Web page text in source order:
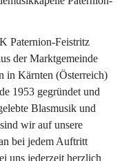
Paternion-Feistritz
der Marktgemeinde
in Kärnten (Österreich)
1953 gegründet und
Blasmusik und
wir auf unsere
bei jedem Auftritt
uns jederzeit herzlich